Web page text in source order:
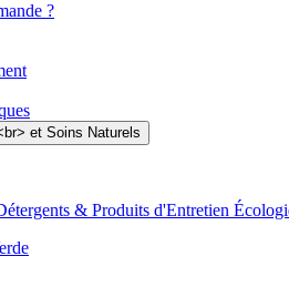
?
& Produits d'Entretien